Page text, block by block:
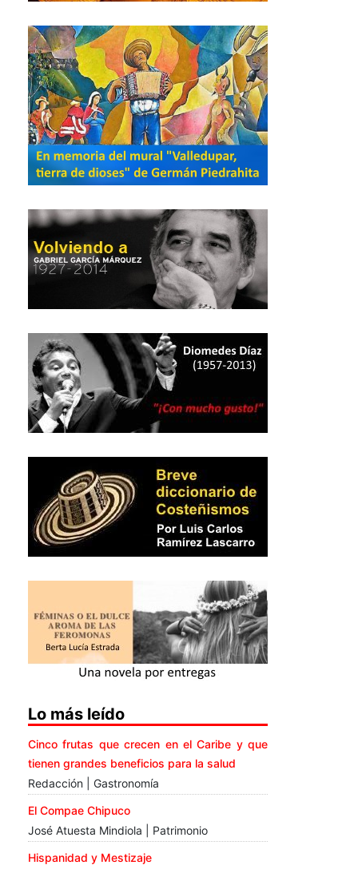
Lo más leído
Cinco frutas que crecen en el Caribe y que
tienen grandes beneficios para la salud
Redacción | Gastronomía
El Compae Chipuco
José Atuesta Mindiola | Patrimonio
Hispanidad y Mestizaje